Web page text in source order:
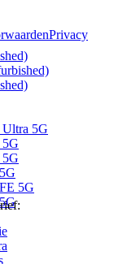
Ultra 5G
5G
Privacy